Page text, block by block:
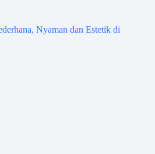
Nyaman dan Estetik di